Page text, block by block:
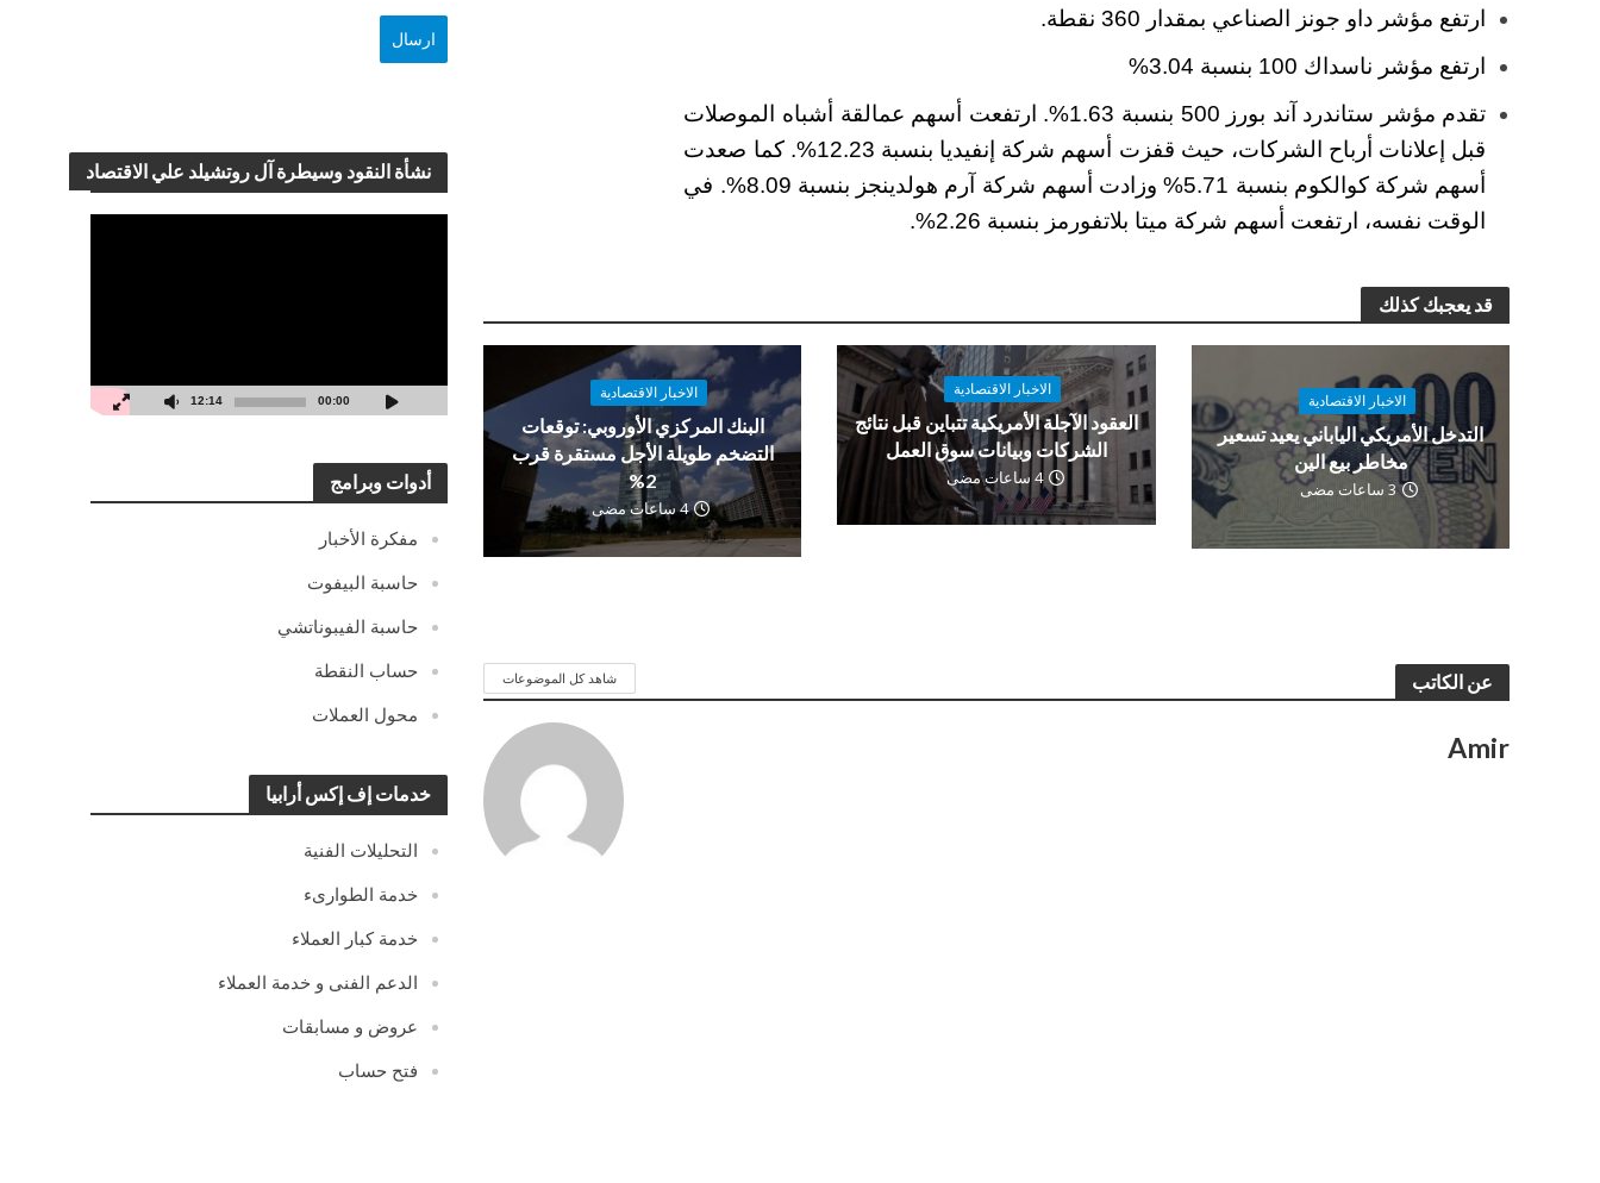
نشأة النقود وسيطرة آل روتشيلد علي الاقتصاد
00:00
12:14
أدوات وبرامج
مفكرة الأخبار
حاسبة البيفوت
حاسبة الفيبوناتشي
حساب النقطة
محول العملات
خدمات إف إكس أرابيا
التحليلات الفنية
خدمة الطوارىء
خدمة كبار العملاء
الدعم الفنى و خدمة العملاء
عروض و مسابقات
فتح حساب
ارتفع مؤشر داو جونز الصناعي بمقدار 360 نقطة.
ارتفع مؤشر ناسداك 100 بنسبة 3.04%
تقدم مؤشر ستاندرد آند بورز 500 بنسبة 1.63%. ارتفعت أسهم عمالقة أشباه الموصلات
قبل إعلانات أرباح الشركات، حيث قفزت أسهم شركة إنفيديا بنسبة 12.23%. كما صعدت
أسهم شركة كوالكوم بنسبة 5.71% وزادت أسهم شركة آرم هولدينجز بنسبة 8.09%. في
الوقت نفسه، ارتفعت أسهم شركة ميتا بلاتفورمز بنسبة 2.26%.
قد يعجبك كذلك
الاخبار الاقتصادية
التدخل الأمريكي الياباني يعيد تسعير
مخاطر بيع الين
3 ساعات مضى
الاخبار الاقتصادية
العقود الآجلة الأمريكية تتباين قبل نتائج
الشركات وبيانات سوق العمل
4 ساعات مضى
الاخبار الاقتصادية
البنك المركزي الأوروبي: توقعات
التضخم طويلة الأجل مستقرة قرب
2%
4 ساعات مضى
عن الكاتب شاهد كل الموضوعات
Amir